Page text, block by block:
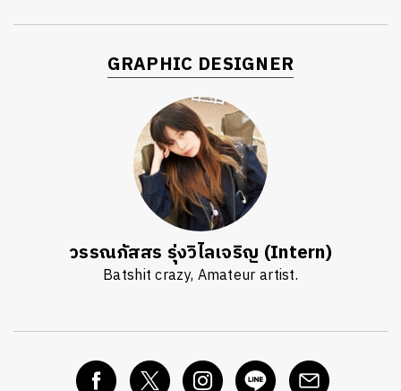
GRAPHIC DESIGNER
วรรณภัสสร รุ่งวิไลเจริญ (Intern)
Batshit crazy, Amateur artist.